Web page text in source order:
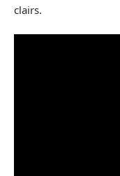
clairs.